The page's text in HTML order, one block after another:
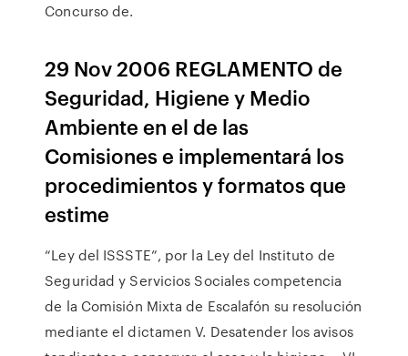
Concurso de.
29 Nov 2006 REGLAMENTO de
Seguridad, Higiene y Medio
Ambiente en el de las
Comisiones e implementará los
procedimientos y formatos que
estime
“Ley del ISSSTE”, por la Ley del Instituto de
Seguridad y Servicios Sociales competencia
de la Comisión Mixta de Escalafón su resolución
mediante el dictamen V. Desatender los avisos